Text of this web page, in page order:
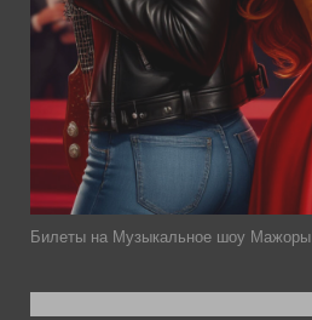
Билеты на Музыкальное шоу Мажоры